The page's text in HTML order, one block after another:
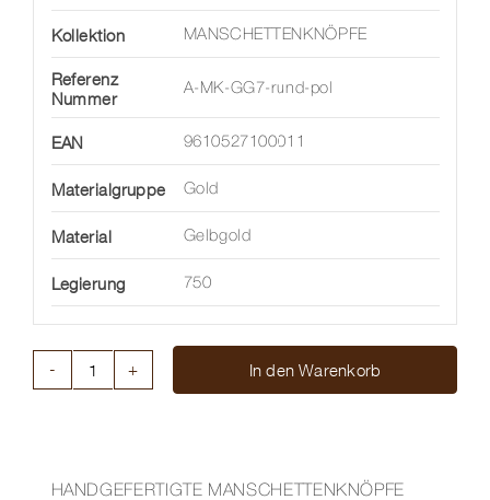
Kollektion MANSCHETTENKNÖPFE
Referenz
Nummer
A-MK-GG7-rund-pol
EAN 9610527100011
Materialgruppe Gold
Material Gelbgold
Legierung 750
In den Warenkorb
HANDGEFERTIGTE MANSCHETTENKNÖPFE